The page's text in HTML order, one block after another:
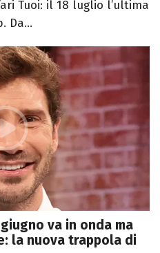
Tuoi: il 18 luglio l’ultima
Da...
va in onda ma
la nuova trappola di